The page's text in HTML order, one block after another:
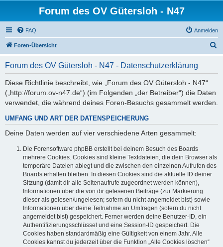
Forum des OV Gütersloh - N47
FAQ Anmelden
Foren-Übersicht
Forum des OV Gütersloh - N47 - Datenschutzerklärung
Diese Richtlinie beschreibt, wie „Forum des OV Gütersloh - N47“
(„http://forum.ov-n47.de“) (im Folgenden „der Betreiber“) die Daten
verwendet, die während deines Foren-Besuchs gesammelt werden.
UMFANG UND ART DER DATENSPEICHERUNG
Deine Daten werden auf vier verschiedene Arten gesammelt:
Die Forensoftware phpBB erstellt bei deinem Besuch des Boards
mehrere Cookies. Cookies sind kleine Textdateien, die dein Browser als
temporäre Dateien ablegt und die zwischen den einzelnen Aufrufen des
Boards erhalten bleiben. In diesen Cookies sind die aktuelle ID deiner
Sitzung (damit dir alle Seitenaufrufe zugeordnet werden können),
Informationen über die von dir gelesenen Beiträge (zur Markierung
dieser als gelesen/ungelesen; sofern du nicht angemeldet bist) sowie
Informationen über deine Teilnahme an Umfragen (sofern du nicht
angemeldet bist) gespeichert. Ferner werden deine Benutzer-ID, ein
Authentifizierungsschlüssel und eine Session-ID gespeichert. Die
Cookies haben standardmäßig eine Gültigkeit von einem Jahr. Alle
Cookies kannst du jederzeit über die Funktion „Alle Cookies löschen“